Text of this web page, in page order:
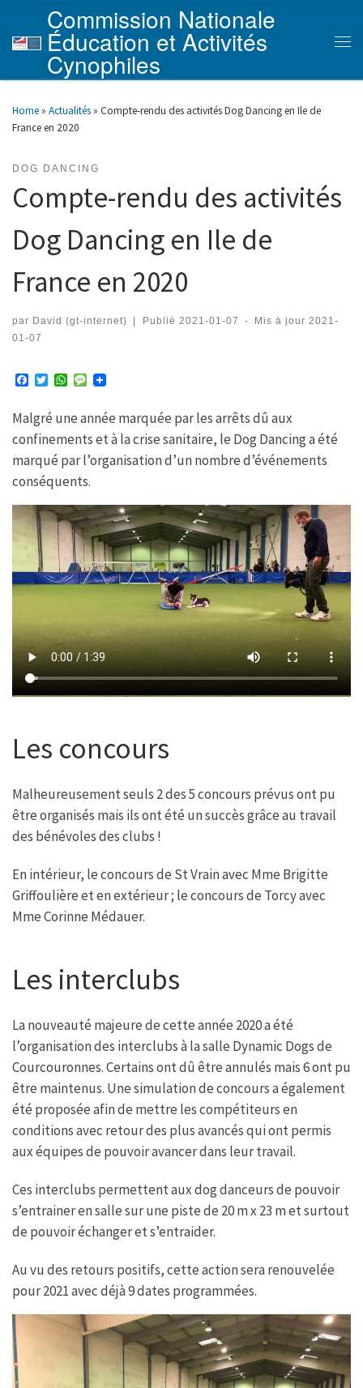
Skip to content
Commission Nationale
Éducation et Activités
Cynophiles
Home » Actualités » Compte-rendu des activités Dog Dancing en Ile de
France en 2020
DOG DANCING
Compte-rendu des activités
Dog Dancing en Ile de
France en 2020
par David (gt-internet) Publié 2021-01-07 - Mis à jour 2021-
01-07
e
b
o
o
T
t
e
r
W
t
A
p
M
s
g
e
Malgré une année marquée par les arrêts dû aux
confinements et à la crise sanitaire, le Dog Dancing a été
marqué par l’organisation d’un nombre d’événements
conséquents.
Les concours
Malheureusement seuls 2 des 5 concours prévus ont pu
être organisés mais ils ont été un succès grâce au travail
des bénévoles des clubs !
En intérieur, le concours de St Vrain avec Mme Brigitte
Griffoulière et en extérieur ; le concours de Torcy avec
Mme Corinne Médauer.
Les interclubs
La nouveauté majeure de cette année 2020 a été
l’organisation des interclubs à la salle Dynamic Dogs de
Courcouronnes. Certains ont dû être annulés mais 6 ont pu
être maintenus. Une simulation de concours a également
été proposée afin de mettre les compétiteurs en
conditions avec retour des plus avancés qui ont permis
aux équipes de pouvoir avancer dans leur travail.
Ces interclubs permettent aux dog danceurs de pouvoir
s’entrainer en salle sur une piste de 20 m x 23 m et surtout
de pouvoir échanger et s’entraider.
Au vu des retours positifs, cette action sera renouvelée
pour 2021 avec déjà 9 dates programmées.